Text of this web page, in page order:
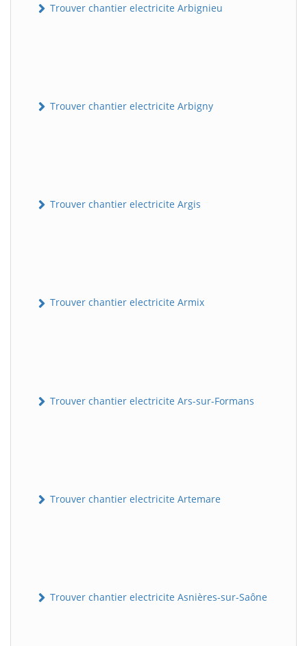
Trouver chantier electricite Arbignieu
Trouver chantier electricite Arbigny
Trouver chantier electricite Argis
Trouver chantier electricite Armix
Trouver chantier electricite Ars-sur-Formans
Trouver chantier electricite Artemare
Trouver chantier electricite Asnières-sur-Saône